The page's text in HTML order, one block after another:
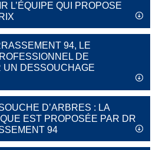
L’ÉQUIPE QUI PROPOSE
94, LE
DE
DESSOUCHAGE
D’ARBRES : LA
EST PROPOSÉE PAR DR
94